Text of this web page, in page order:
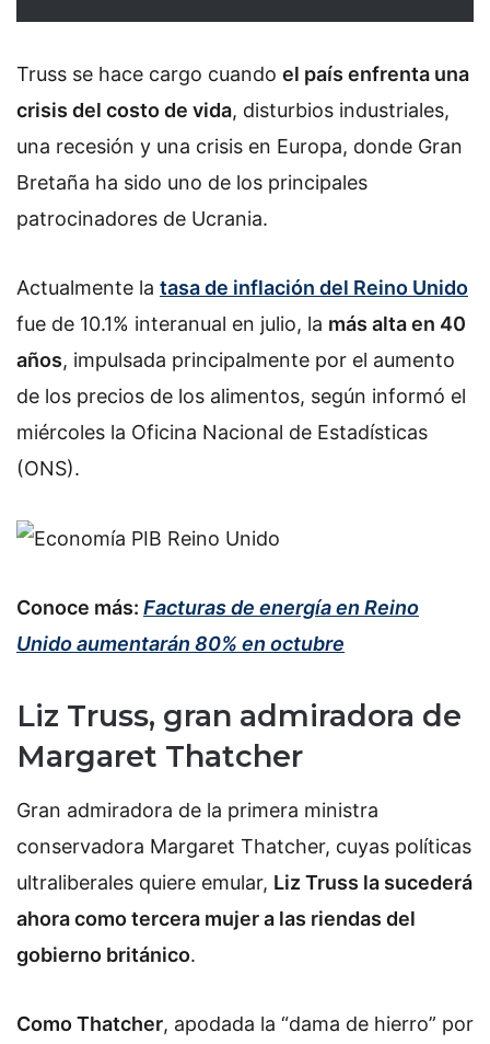
Truss se hace cargo cuando el país enfrenta una
crisis del costo de vida, disturbios industriales,
una recesión y una crisis en Europa, donde Gran
Bretaña ha sido uno de los principales
patrocinadores de Ucrania.
Actualmente la tasa de inflación del Reino Unido
fue de 10.1% interanual en julio, la más alta en 40
años, impulsada principalmente por el aumento
de los precios de los alimentos, según informó el
miércoles la Oficina Nacional de Estadísticas
(ONS).
Conoce más: Facturas de energía en Reino
Unido aumentarán 80% en octubre
Liz Truss, gran admiradora de
Margaret Thatcher
Gran admiradora de la primera ministra
conservadora Margaret Thatcher, cuyas políticas
ultraliberales quiere emular, Liz Truss la sucederá
ahora como tercera mujer a las riendas del
gobierno británico.
Como Thatcher, apodada la “dama de hierro” por